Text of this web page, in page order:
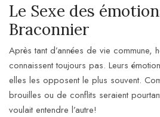
Le Sexe des
Braconnier
Après tant d’années de vie commune,
connaissent toujours pas. Leurs
elles les opposent le plus souvent.
brouilles ou de conflits seraient
voulait entendre l’autre!